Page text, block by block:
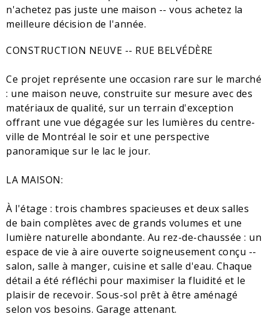
n'achetez pas juste une maison -- vous achetez la
meilleure décision de l'année.
CONSTRUCTION NEUVE -- RUE BELVÉDÈRE
Ce projet représente une occasion rare sur le marché
: une maison neuve, construite sur mesure avec des
matériaux de qualité, sur un terrain d'exception
offrant une vue dégagée sur les lumières du centre-
ville de Montréal le soir et une perspective
panoramique sur le lac le jour.
LA MAISON:
À l'étage : trois chambres spacieuses et deux salles
de bain complètes avec de grands volumes et une
lumière naturelle abondante. Au rez-de-chaussée : un
espace de vie à aire ouverte soigneusement conçu --
salon, salle à manger, cuisine et salle d'eau. Chaque
détail a été réfléchi pour maximiser la fluidité et le
plaisir de recevoir. Sous-sol prêt à être aménagé
selon vos besoins. Garage attenant.